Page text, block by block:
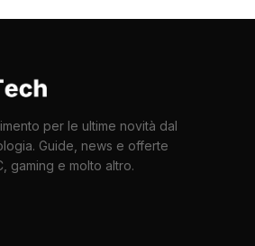
per le ultime novità dal
Guide, news e offerte
gaming e molto altro.